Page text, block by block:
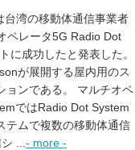
台湾の移動体通信事業者
ペレータ5G Radio Dot
に成功したと発表した。
が展開する屋内用のス
ョンである。 マルチオペ
ではRadio Dot System
テムで複数の移動体通信
... - more -